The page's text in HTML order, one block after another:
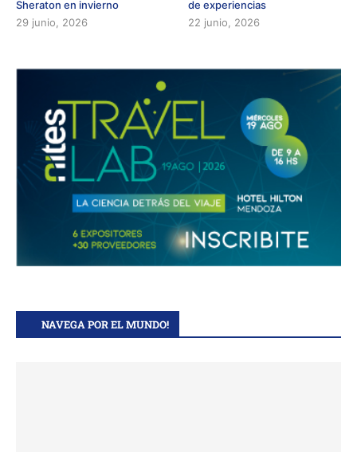
Sheraton en invierno
29 junio, 2026
de experiencias
22 junio, 2026
NAVEGA POR EL MUNDO!